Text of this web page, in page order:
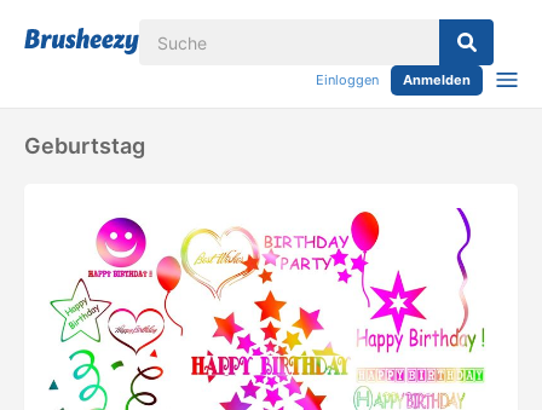
Einloggen Anmelden
Geburtstag